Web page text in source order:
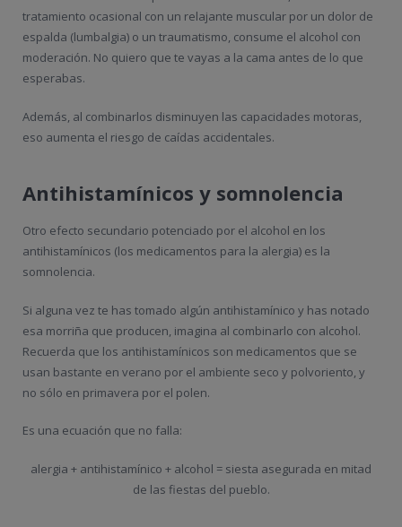
tratamiento ocasional con un relajante muscular por un dolor de
espalda (lumbalgia) o un traumatismo, consume el alcohol con
moderación. No quiero que te vayas a la cama antes de lo que
esperabas.
Además, al combinarlos disminuyen las capacidades motoras,
eso aumenta el riesgo de caídas accidentales.
Antihistamínicos y somnolencia
Otro efecto secundario potenciado por el alcohol en los
antihistamínicos (los medicamentos para la alergia) es la
somnolencia.
Si alguna vez te has tomado algún antihistamínico y has notado
esa morriña que producen, imagina al combinarlo con alcohol.
Recuerda que los antihistamínicos son medicamentos que se
usan bastante en verano por el ambiente seco y polvoriento, y
no sólo en primavera por el polen.
Es una ecuación que no falla:
alergia + antihistamínico + alcohol = siesta asegurada en mitad
de las fiestas del pueblo.